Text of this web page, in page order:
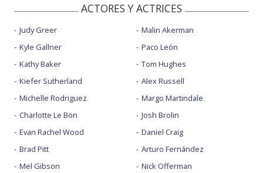
ACTORES Y ACTRICES
Judy Greer
Kyle Gallner
Kathy Baker
Kiefer Sutherland
Michelle Rodriguez
Charlotte Le Bon
Evan Rachel Wood
Brad Pitt
Mel Gibson
Malin Akerman
Paco León
Tom Hughes
Alex Russell
Margo Martindale
Josh Brolin
Daniel Craig
Arturo Fernández
Nick Offerman